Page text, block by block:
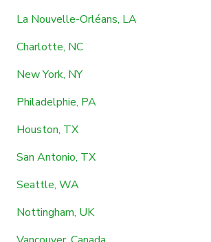
La Nouvelle-Orléans, LA
Charlotte, NC
New York, NY
Philadelphie, PA
Houston, TX
San Antonio, TX
Seattle, WA
Nottingham, UK